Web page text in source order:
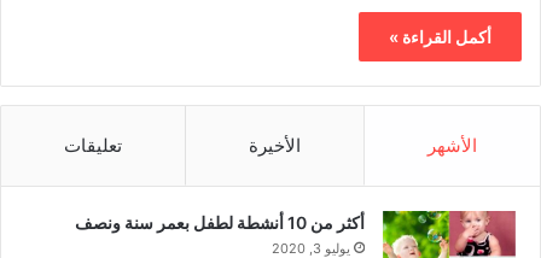
أكمل القراءة »
الأشهر الأخيرة تعليقات
أكثر من 10 أنشطة لطفل بعمر سنة ونصف
يوليو 3, 2020